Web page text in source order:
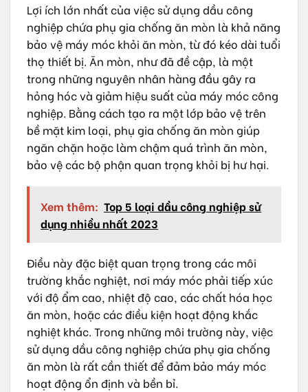
Lợi ích lớn nhất của việc sử dụng dầu công
nghiệp chứa phụ gia chống ăn mòn là khả năng
bảo vệ máy móc khỏi ăn mòn, từ đó kéo dài tuổi
thọ thiết bị. Ăn mòn, như đã đề cập, là một
trong những nguyên nhân hàng đầu gây ra
hỏng hóc và giảm hiệu suất của máy móc công
nghiệp. Bằng cách tạo ra một lớp bảo vệ trên
bề mặt kim loại, phụ gia chống ăn mòn giúp
ngăn chặn hoặc làm chậm quá trình ăn mòn,
bảo vệ các bộ phận quan trọng khỏi bị hư hại.
Xem thêm: Top 5 loại dầu công nghiệp sử
dụng nhiều nhất 2023
Điều này đặc biệt quan trọng trong các môi
trường khắc nghiệt, nơi máy móc phải tiếp xúc
với độ ẩm cao, nhiệt độ cao, các chất hóa học
ăn mòn, hoặc các điều kiện hoạt động khắc
nghiệt khác. Trong những môi trường này, việc
sử dụng dầu công nghiệp chứa phụ gia chống
ăn mòn là rất cần thiết để đảm bảo máy móc
hoạt động ổn định và bền bỉ.